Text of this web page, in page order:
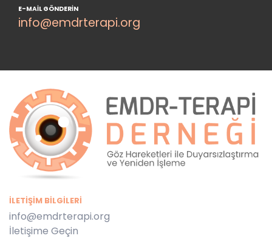
E-MAIL GÖNDERIN
info@emdrterapi.org
İLETIŞIM BILGILERI
info@emdrterapi.org
İletişime Geçin